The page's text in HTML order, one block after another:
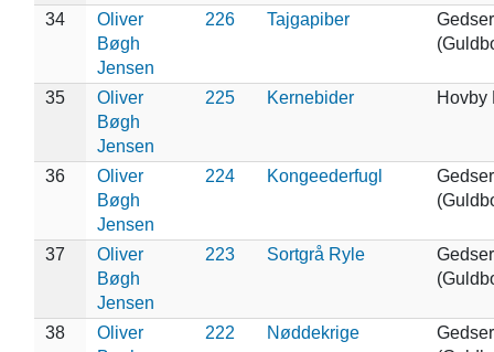
34
Oliver
Bøgh
Jensen
226 Tajgapiber
35
Oliver
Bøgh
Jensen
225 Kernebider Hovby
36
Oliver
Bøgh
Jensen
224 Kongeederfugl
37
Oliver
Bøgh
Jensen
223 Sortgrå Ryle
38
Oliver
222 Nøddekrige